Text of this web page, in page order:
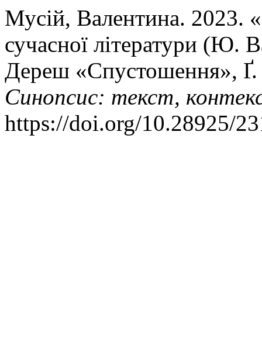
Мусій, Валентина. 2023.
сучасної літератури (Ю.
Дереш «Спустошення», Ґ.
Синопсис: текст,
https://doi.org/10.28925/